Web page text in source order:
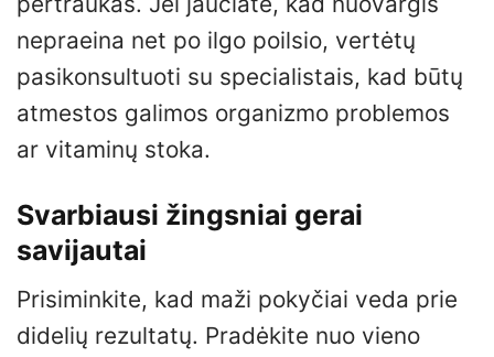
nepraeina net po ilgo poilsio, vertėtų
pasikonsultuoti su specialistais, kad būtų
atmestos galimos organizmo problemos
ar vitaminų stoka.
Svarbiausi žingsniai gerai
savijautai
Prisiminkite, kad maži pokyčiai veda prie
didelių rezultatų. Pradėkite nuo vieno